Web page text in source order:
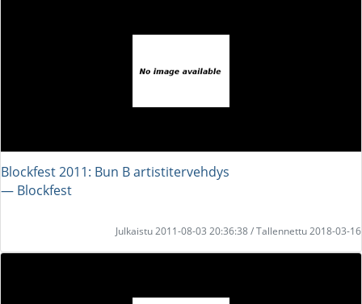
Blockfest 2011: Bun B artistitervehdys
― Blockfest
Julkaistu 2011-08-03 20:36:38 / Tallennettu 2018-03-16